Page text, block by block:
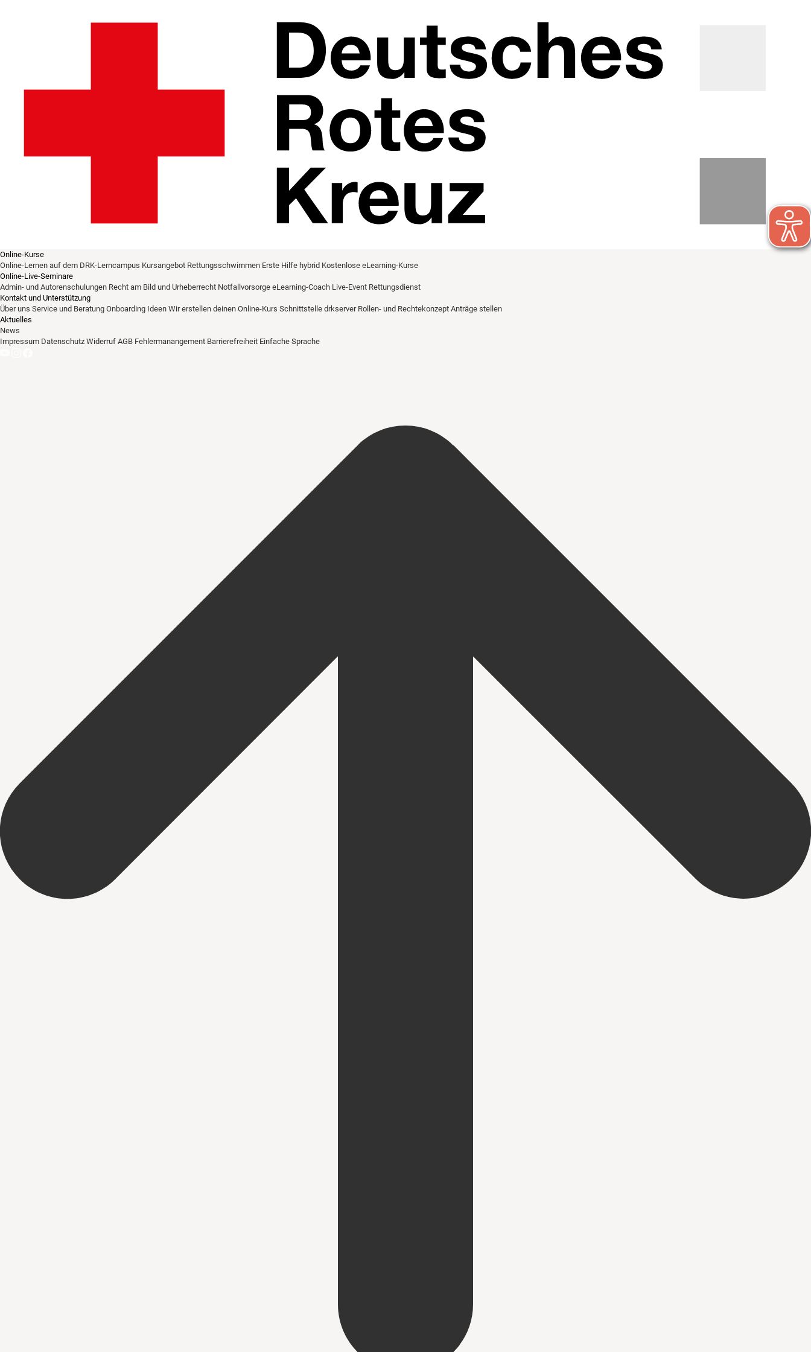
Online-Kurse
Online-Lernen auf dem DRK-Lerncampus Kursangebot Rettungsschwimmen Erste Hilfe hybrid Kostenlose eLearning-Kurse
Online-Live-Seminare
Admin- und Autorenschulungen Recht am Bild und Urheberrecht Notfallvorsorge eLearning-Coach Live-Event Rettungsdienst
Kontakt und Unterstützung
Über uns Service und Beratung Onboarding Ideen Wir erstellen deinen Online-Kurs Schnittstelle drkserver Rollen- und Rechtekonzept Anträge stellen
Aktuelles
News
Impressum Datenschutz Widerruf AGB Fehlermanangement Barrierefreiheit Einfache Sprache